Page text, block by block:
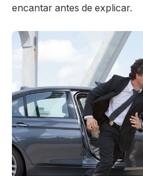
encantar antes de explicar.